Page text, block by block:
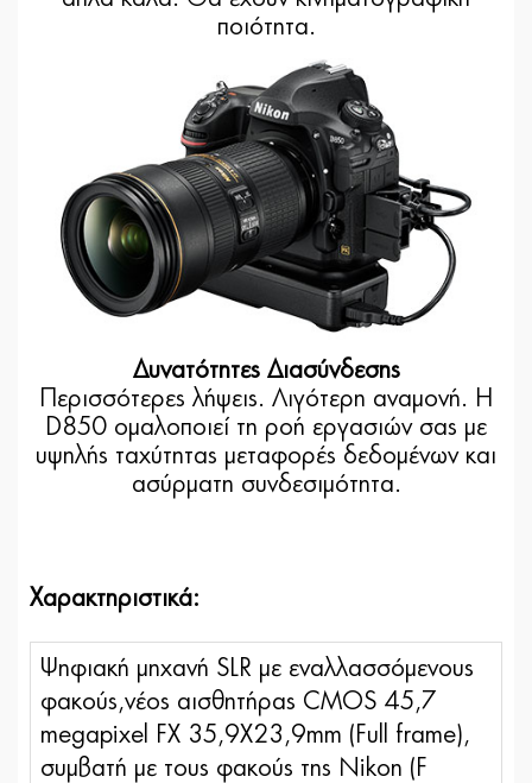
ποιότητα.
Δυνατότητες Διασύνδεσης
Περισσότερες λήψεις. Λιγότερη αναμονή. Η
D850 ομαλοποιεί τη ροή εργασιών σας με
υψηλής ταχύτητας μεταφορές δεδομένων και
ασύρματη συνδεσιμότητα.
Χαρακτηριστικά:
Ψηφιακή μηχανή SLR με εναλλασσόμενους
φακούς,νέος αισθητήρας CMOS 45,7
megapixel FX 35,9X23,9mm (Full frame),
συμβατή με τους φακούς της Nikon (F